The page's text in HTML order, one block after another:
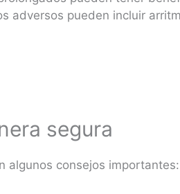
adversos pueden incluir
segura
algunos consejos importantes: